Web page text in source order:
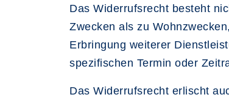
Das Widerrufsrecht besteht
Zwecken als zu
Erbringung weiterer
spezifischen Termin oder
Das Widerrufsrecht erlischt